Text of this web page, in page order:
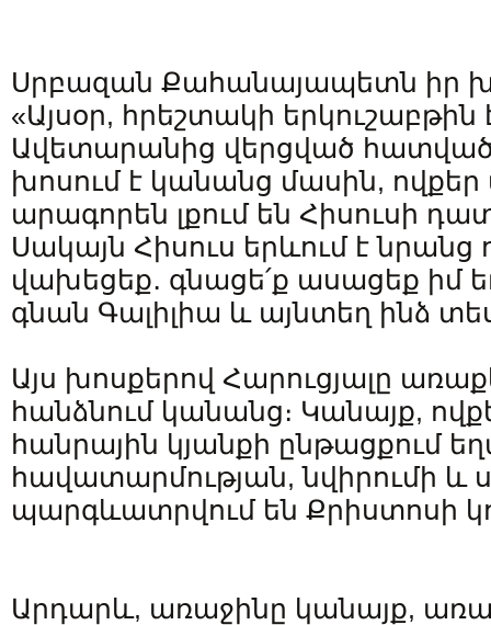
Սրբազան Քահանայապետն իր
«Այսօր, հրեշտակի
Ավետարանից վերցված
խոսում է կանանց մասին,
արագորեն լքում են Հիսուսի
Սակայն Հիսուս երևում է նրանց
վախեցեք․ գնացե՛ք ասացեք իմ
գնան Գալիլիա և այնտեղ ինձ
Այս խոսքերով Հարուցյալը
հանձնում կանանց։ Կանայք,
հանրային կյանքի ընթացքում
հավատարմության, նվիրումի և
պարգևատրվում են Քրիստոսի
Արդարև, առաջինը կանայք,